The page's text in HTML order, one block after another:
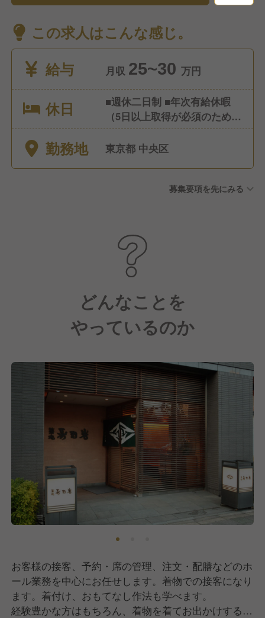
この求人はこんな感じ。
給与
月収 25~30 万円
休日
■週休二日制 ■年次有給休暇
（5日以上取得が必須のため、
取りやすいです） ■夏季休暇
■冬季休暇 ■慶弔休暇 ■8連休
制度（失効した有給休暇を積
■公休月6日（2月は5日）
勤務地 東京都 中央区
募集要項を先にみる
どんなことを
やっているのか
お客様の接客、予約・席の管理、注文・配膳などのホ
ール業務を中心にお任せします。着物での接客になり
ます。着付け、おもてなし作法も学べます。
経験豊かな方はもちろん、着物を着てお出かけするが